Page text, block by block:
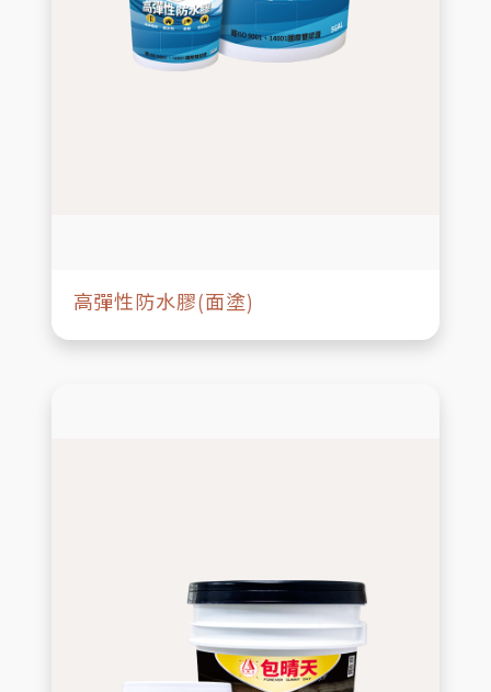
高彈性防水膠(面塗)